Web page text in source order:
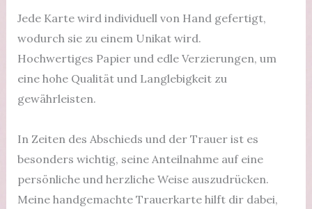
Jede Karte wird individuell von Hand gefertigt,
wodurch sie zu einem Unikat wird.
Hochwertiges Papier und edle Verzierungen, um
eine hohe Qualität und Langlebigkeit zu
gewährleisten.
In Zeiten des Abschieds und der Trauer ist es
besonders wichtig, seine Anteilnahme auf eine
persönliche und herzliche Weise auszudrücken.
Meine handgemachte Trauerkarte hilft dir dabei,